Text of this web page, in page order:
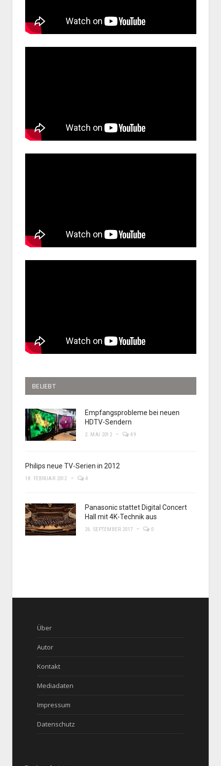
BELIEBT
Empfangsprobleme bei neuen
HDTV-Sendern
2. MAI 2012 49
Philips neue TV-Serien in 2012
18. FEBRUAR 2012 4
Panasonic stattet Digital Concert
Hall mit 4K-Technik aus
26. SEPTEMBER 2017 0
Über
Autor
Kontakt
Mediadaten
Impressum
Datenschutz